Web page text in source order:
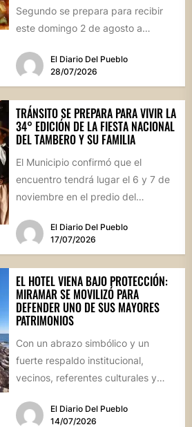
Segundo se prepara para recibir
este domingo 2 de agosto a
El Diario Del Pueblo
28/07/2026
TRÁNSITO SE PREPARA PARA VIVIR LA
34° EDICIÓN DE LA FIESTA NACIONAL
DEL TAMBERO Y SU FAMILIA
El Municipio confirmó que el
encuentro tendrá lugar el 6 y 7 de
noviembre en el predio del
El Diario Del Pueblo
17/07/2026
EL HOTEL VIENA BAJO PROTECCIÓN:
MIRAMAR SE MOVILIZÓ PARA
DEFENDER UNO DE SUS MAYORES
PATRIMONIOS
Con un abrazo simbólico y un
fuerte respaldo institucional,
vecinos, referentes culturales y
Ansenuza visibilizaron la...
El Diario Del Pueblo
14/07/2026